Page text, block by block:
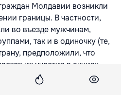
Молдавии возникли
границы. В частности,
во въезде мужчинам,
так и в одиночку (те,
предположили, что
их участия в акциях